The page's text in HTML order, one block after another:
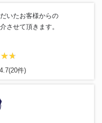
いたお客様からの
させて頂きます。
件)